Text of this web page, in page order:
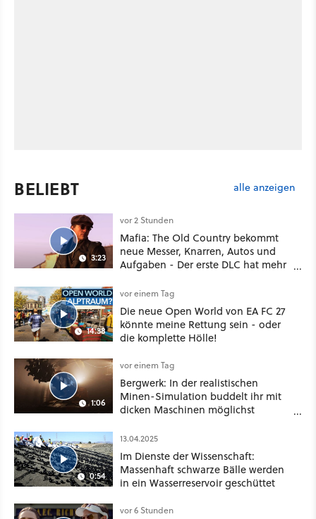
BELIEBT alle anzeigen
3:23
vor 2 Stunden
Mafia: The Old Country bekommt
neue Messer, Knarren, Autos und
Aufgaben - Der erste DLC hat mehr
14:38
vor einem Tag
Die neue Open World von EA FC 27
könnte meine Rettung sein - oder
die komplette Hölle!
1:06
vor einem Tag
Bergwerk: In der realistischen
Minen-Simulation buddelt ihr mit
dicken Maschinen möglichst
0:54
13.04.2025
Im Dienste der Wissenschaft:
Massenhaft schwarze Bälle werden
in ein Wasserreservoir geschüttet
vor 6 Stunden